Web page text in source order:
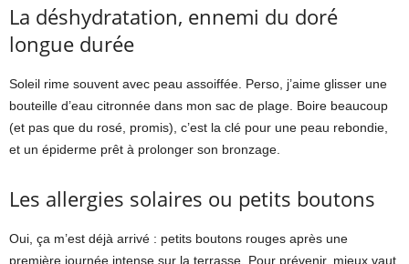
La déshydratation, ennemi du doré
longue durée
Soleil rime souvent avec peau assoiffée. Perso, j’aime glisser une
bouteille d’eau citronnée dans mon sac de plage. Boire beaucoup
(et pas que du rosé, promis), c’est la clé pour une peau rebondie,
et un épiderme prêt à prolonger son bronzage.
Les allergies solaires ou petits boutons
Oui, ça m’est déjà arrivé : petits boutons rouges après une
première journée intense sur la terrasse. Pour prévenir, mieux vaut